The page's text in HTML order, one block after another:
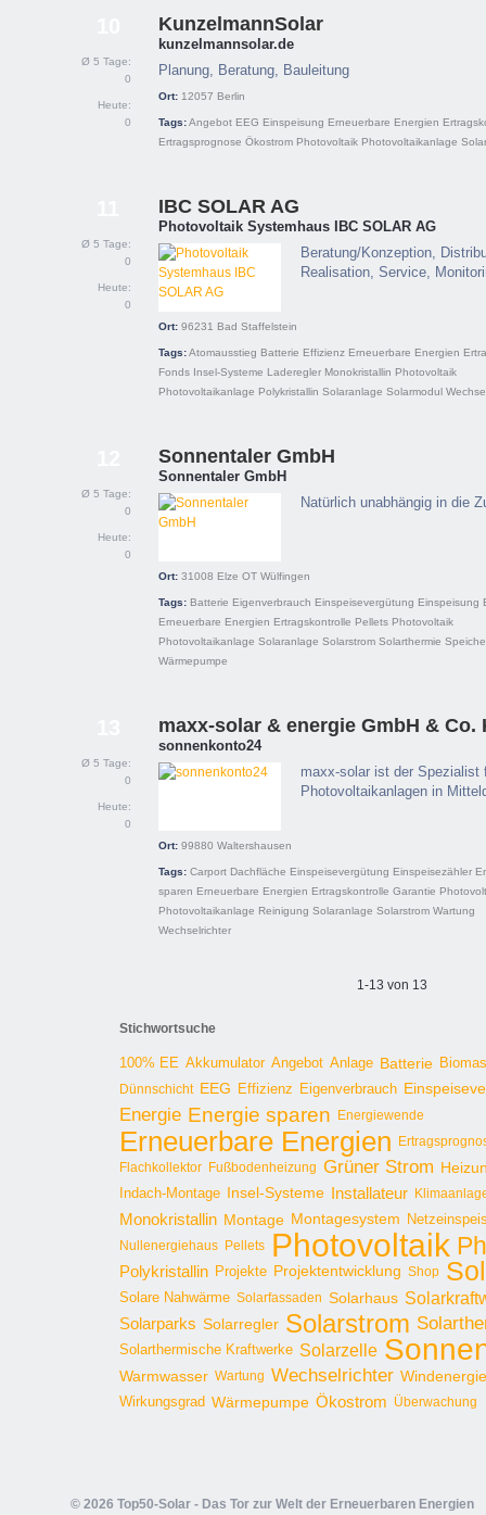
Ø 5 Tage:
0
Heute:
0
KunzelmannSolar
kunzelmannsolar.de
Planung, Beratung, Bauleitung
Ort: 12057 Berlin
Tags:Angebot EEG Einspeisung Erneuerbare Energien
Ertragsprognose Ökostrom Photovoltaik Photovoltaikanlage
Ø 5 Tage:
0
Heute:
0
IBC SOLAR AG
Photovoltaik Systemhaus IBC SOLAR AG
Beratung/Konzeption,
Realisation, Service,
Ort: 96231 Bad Staffelstein
Tags:Atomausstieg Batterie Effizienz Erneuerbare Energien
Fonds Insel-Systeme Laderegler Monokristallin Photovoltaik
Photovoltaikanlage Polykristallin Solaranlage Solarmodul
Ø 5 Tage:
0
Heute:
0
Sonnentaler GmbH
Sonnentaler GmbH
Natürlich unabhängig in die
Ort: 31008 Elze OT Wülfingen
Tags: Batterie Eigenverbrauch Einspeisevergütung Einspeisung
Erneuerbare Energien Ertragskontrolle Pellets Photovoltaik
Photovoltaikanlage Solaranlage Solarstrom Solarthermie
Wärmepumpe
Ø 5 Tage:
0
Heute:
0
maxx-solar & energie GmbH & Co.
sonnenkonto24
maxx-solar ist der Spezialist
Photovoltaikanlagen in
Ort: 99880 Waltershausen
Tags: Carport Dachfläche Einspeisevergütung Einspeisezähler
sparen Erneuerbare Energien Ertragskontrolle Garantie
Photovoltaikanlage Reinigung Solaranlage Solarstrom Wartung
Wechselrichter
1-13 von 13
Stichwortsuche
100% EE Akkumulator Angebot Anlage Batterie
Dünnschicht EEG Effizienz Eigenverbrauch
Energie Energie sparen Energiewende
Erneuerbare Energien
Flachkollektor Fußbodenheizung Grüner Strom
Indach-Montage Insel-Systeme Installateur
Monokristallin Montage Montagesystem
Nullenergiehaus Pellets Photovoltaik
Polykristallin Projekte Projektentwicklung Shop
Solare Nahwärme Solarfassaden Solarhaus
Solarparks Solarregler Solarstrom
Solarthermische Kraftwerke Solarzelle
Warmwasser Wartung Wechselrichter Windenergie
Wirkungsgrad Wärmepumpe Ökostrom Überwachung
© 2026 Top50-Solar - Das Tor zur Welt der Erneuerbaren Energien